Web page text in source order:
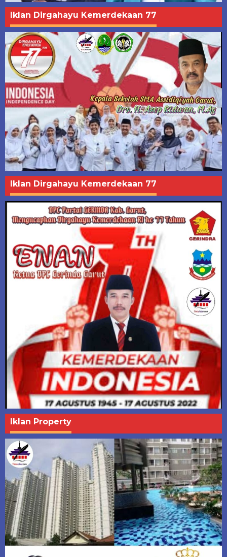
Iklan Dirgahayu Kemerdekaan 77
Iklan Dirgahayu Kemerdekaan 77
Iklan Property